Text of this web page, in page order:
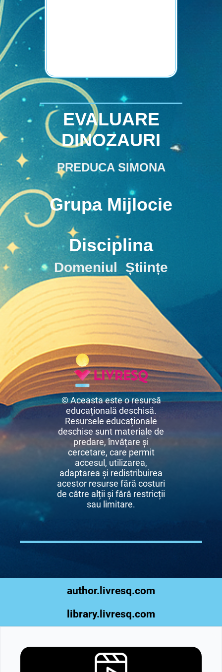
EVALUARE
DINOZAURI
PREDUCA SIMONA
Grupa Mijlocie
Disciplina
Domeniul Științe
© Aceasta este o resursă
educațională deschisă.
Resursele educaționale
deschise sunt materiale de
predare, învățare și
cercetare, care permit
accesul, utilizarea,
adaptarea și redistribuirea
acestor resurse fără costuri
de către alții și fără restricții
sau limitare.
author.livresq.com
library.livresq.com